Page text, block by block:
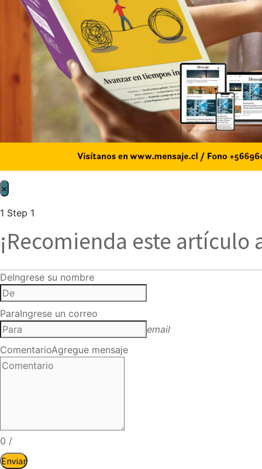
×
1 Step 1
¡Recomienda este artículo
DeIngrese su nombre
ParaIngrese un correo
email
ComentarioAgregue mensaje
0 /
Enviar